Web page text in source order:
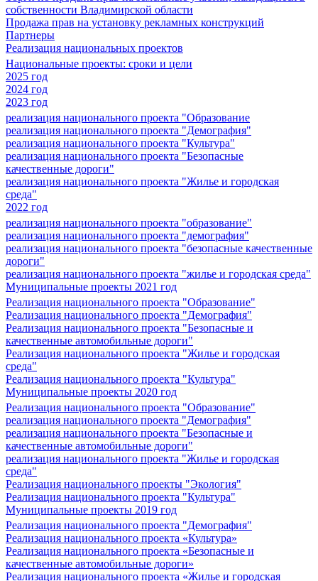
собственности Владимирской области
Продажа прав на установку рекламных конструкций
Партнеры
Реализация национальных проектов
Национальные проекты: сроки и цели
2025 год
2024 год
2023 год
реализация национального проекта "Образование
реализация национального проекта "Демография"
реализация национального проекта "Культура"
реализация национального проекта "Безопасные
качественные дороги"
реализация национального проекта "Жилье и городская
среда"
2022 год
реализация национального проекта "образование"
реализация национального проекта "демография"
реализация национального проекта "безопасные качественные
дороги"
реализация национального проекта "жилье и городская среда"
Муниципальные проекты 2021 год
Реализация национального проекта "Образование"
Реализация национального проекта "Демография"
Реализация национального проекта "Безопасные и
качественные автомобильные дороги"
Реализация национального проекта "Жилье и городская
среда"
Реализация национального проекта "Культура"
Муниципальные проекты 2020 год
Реализация национального проекта "Образование"
реализация национального проекта "Демография"
реализация национального проекта "Безопасные и
качественные автомобильные дороги"
реализация национального проекта "Жилье и городская
среда"
Реализация национального проекты "Экология"
Реализация национального проекта "Культура"
Муниципальные проекты 2019 год
Реализация национального проекта "Демография"
Реализация национального проекта «Культура»
Реализация национального проекта «Безопасные и
качественные автомобильные дороги»
Реализация национального проекта «Жилье и городская